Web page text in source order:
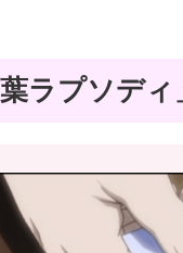
葉ラプソデ